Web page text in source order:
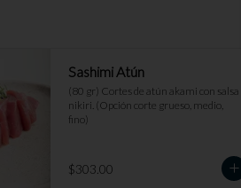
Sashimi Atún
(80 gr) Cortes de atún akami con salsa
nikiri. (Opción corte grueso, medio,
fino)
$303.00